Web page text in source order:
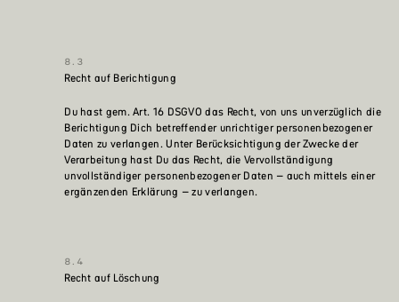
Recht auf Berichtigung
Du hast gem. Art. 16 DSGVO das Recht, von uns unverzüglich die
Berichtigung Dich betreffender unrichtiger personenbezogener
Daten zu verlangen. Unter Berücksichtigung der Zwecke der
Verarbeitung hast Du das Recht, die Vervollständigung
unvollständiger personenbezogener Daten – auch mittels einer
ergänzenden Erklärung – zu verlangen.
Recht auf Löschung